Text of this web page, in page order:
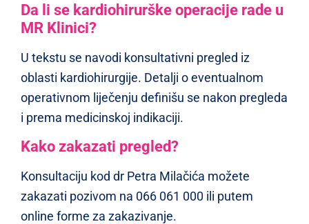
Da li se kardiohirurške operacije rade u
MR Klinici?
U tekstu se navodi konsultativni pregled iz
oblasti kardiohirurgije. Detalji o eventualnom
operativnom liječenju definišu se nakon pregleda
i prema medicinskoj indikaciji.
Kako zakazati pregled?
Konsultaciju kod dr Petra Milačića možete
zakazati pozivom na 066 061 000 ili putem
online forme za zakazivanje.